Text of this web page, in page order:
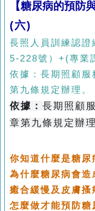
【糖尿病的預防
(六)
長照人員訓練認
5-228號）+(專業
依據：長期照顧服
第九條規定辦理。
依據： 長期照顧
章第九條規定辦理
你知道什麼是糖尿
為什麼糖尿病會造
癒合緩慢及皮膚搔
怎麼做才能預防糖